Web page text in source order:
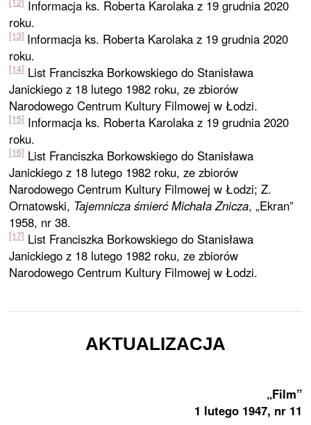
Informacja ks. Roberta Karolaka z 19 grudnia 2020
roku.
[13] Informacja ks. Roberta Karolaka z 19 grudnia 2020
roku.
[14]List Franciszka Borkowskiego do Stanisława
Janickiego z 18 lutego 1982 roku, ze zbiorów
Narodowego Centrum Kultury Filmowej w Łodzi.
[15]Informacja ks. Roberta Karolaka z 19 grudnia 2020
roku.
[16]List Franciszka Borkowskiego do Stanisława
Janickiego z 18 lutego 1982 roku, ze zbiorów
Narodowego Centrum Kultury Filmowej w Łodzi; Z.
Ornatowski, Tajemnicza śmierć Michała Znicza, „Ekran”
1958, nr 38.
[17]List Franciszka Borkowskiego do Stanisława
Janickiego z 18 lutego 1982 roku, ze zbiorów
Narodowego Centrum Kultury Filmowej w Łodzi.
AKTUALIZACJA
„Film”
1 lutego 1947, nr 11